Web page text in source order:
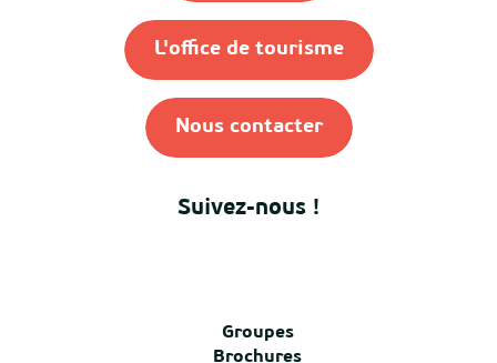
L'office de tourisme
Nous contacter
Suivez-nous !
Groupes
Brochures